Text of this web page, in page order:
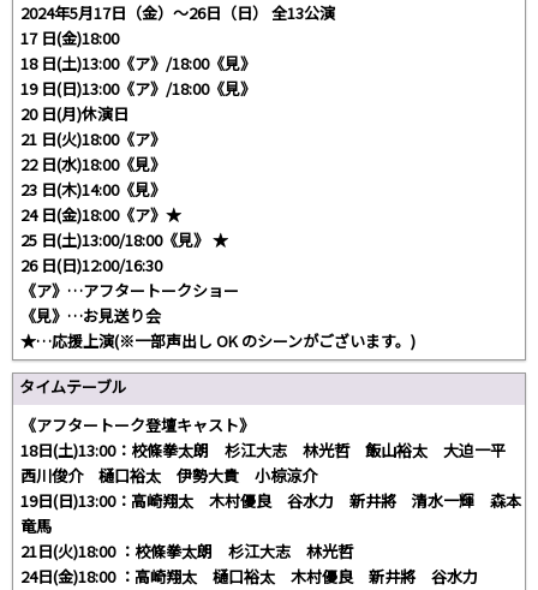
2024年5月17日（金）〜26日（日） 全13公演
17 日(金)18:00
18 日(土)13:00《ア》/18:00《見》
19 日(日)13:00《ア》/18:00《見》
20 日(月)休演日
21 日(火)18:00《ア》
22 日(水)18:00《見》
23 日(木)14:00《見》
24 日(金)18:00《ア》★
25 日(土)13:00/18:00《見》 ★
26 日(日)12:00/16:30
《ア》…アフタートークショー
《見》…お見送り会
★…応援上演(※一部声出し OK のシーンがございます。)
タイムテーブル
《アフタートーク登壇キャスト》
18日(土)13:00：校條拳太朗 杉江大志 林光哲 飯山裕太 大迫一平
西川俊介 樋口裕太 伊勢大貴 小椋涼介
19日(日)13:00：高崎翔太 木村優良 谷水力 新井將 清水一輝 森本
竜馬
21日(火)18:00 ：校條拳太朗 杉江大志 林光哲
24日(金)18:00 ：高崎翔太 樋口裕太 木村優良 新井將 谷水力